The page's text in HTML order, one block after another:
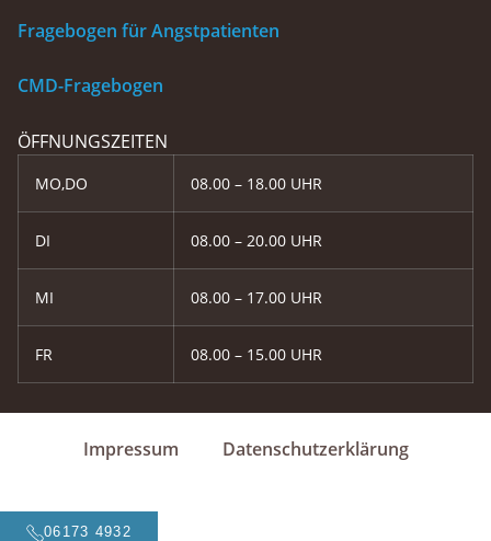
Fragebogen für Angstpatienten
CMD-Fragebogen
ÖFFNUNGSZEITEN
MO,DO 08.00 – 18.00 UHR
DI 08.00 – 20.00 UHR
MI 08.00 – 17.00 UHR
FR 08.00 – 15.00 UHR
Impressum Datenschutzerklärung
06173 4932